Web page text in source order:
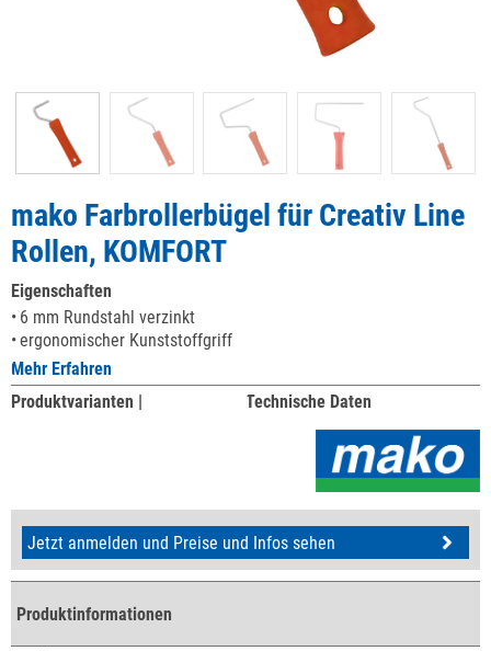
mako Farbrollerbügel für Creativ Line
Rollen, KOMFORT
Eigenschaften
6 mm Rundstahl verzinkt
ergonomischer Kunststoffgriff
Mehr Erfahren
Produktvarianten |
Technische Daten
Jetzt anmelden und Preise und Infos sehen
Produktinformationen